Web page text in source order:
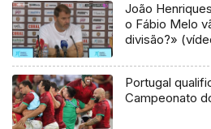
João
o Fábio Melo
divisão?»
Portugal
Campeonato